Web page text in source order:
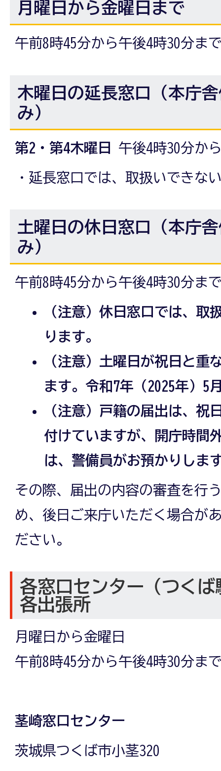
月曜日から金曜日まで
午前8時45分から午後4時30分ま
木曜日の延長窓口（本庁
み）
第2・第4木曜日 午後4時30分か
・延長窓口では、取扱いできな
土曜日の休日窓口（本庁
み）
午前8時45分から午後4時30分ま
（注意）休日窓口では、取
ります。
（注意）土曜日が祝日と重
ます。令和7年（2025年）5
（注意）戸籍の届出は、祝
付けていますが、開庁時間
は、警備員がお預かりしま
その際、届出の内容の審査を行
め、後日ご来庁いただく場合が
ださい。
各窓口センター（つく
各出張所
月曜日から金曜日
午前8時45分から午後4時30分ま
茎崎窓口センター
茨城県つくば市小茎320